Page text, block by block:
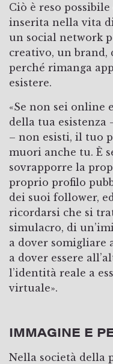
Ciò è reso
inserita nella vita
un social network
creativo, un brand,
perché rimanga
esistere.
«Se non sei online
della tua esistenza
– non esisti, il tuo
muori anche tu. È
sovrapporre la
proprio profilo
dei suoi follower,
ricordarsi che si
simulacro, di
a dover somigliare
a dover essere
l’identità reale a
virtuale».
IMMAGINE E
Nella società della